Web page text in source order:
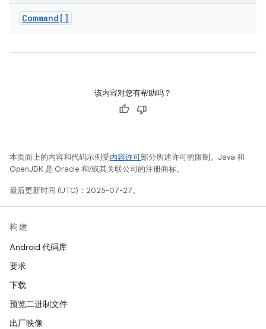
Command[]
该内容对您有帮助吗？
本页面上的内容和代码示例受内容许可部分所述许可的限制。Java 和
OpenJDK 是 Oracle 和/或其关联公司的注册商标。
最后更新时间 (UTC)：2025-07-27。
构建
Android 代码库
要求
下载
预览二进制文件
出厂映像